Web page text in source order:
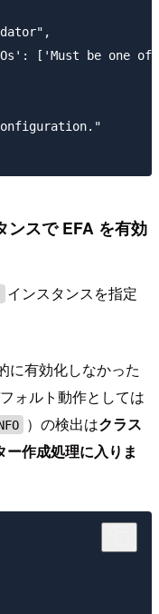
['Must be one
ンスで EFA を有効
インスタンスを指定
に有効化しなかった
ォルト動作としては
）の検出はクラス
作成処理に入りま